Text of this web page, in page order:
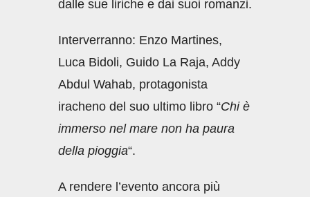
dalle sue liriche e dai suoi romanzi.
Interverranno: Enzo Martines,
Luca Bidoli, Guido La Raja, Addy
Abdul Wahab, protagonista
iracheno del suo ultimo libro “Chi è
immerso nel mare non ha paura
della pioggia“.
A rendere l’evento ancora più